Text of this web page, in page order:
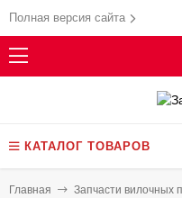
Полная версия сайта
КАТАЛОГ ТОВАРОВ
Главная
Запчасти вилочных